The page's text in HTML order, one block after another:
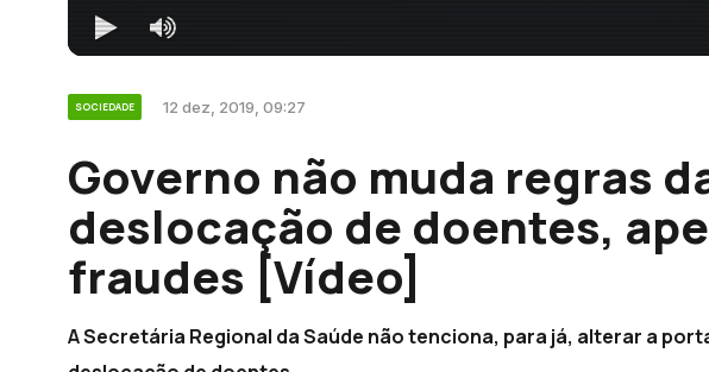
SOCIEDADE 12 dez, 2019, 09:27
Governo não muda regras
deslocação de doentes,
fraudes [Vídeo]
A Secretária Regional da Saúde não tenciona, para já, alterar a